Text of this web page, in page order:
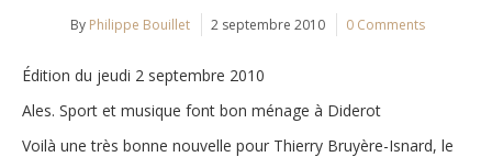
By Philippe Bouillet 2 septembre 2010 0 Comments
Édition du jeudi 2 septembre 2010
Ales. Sport et musique font bon ménage à Diderot
Voilà une très bonne nouvelle pour Thierry Bruyère-Isnard, le